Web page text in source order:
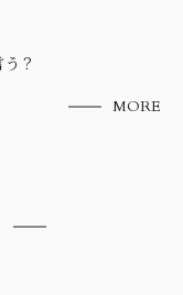
？
MORE